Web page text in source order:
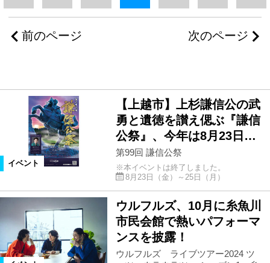
前のページ 次のページ
イベント
【上越市】上杉謙信公の武
勇と遺徳を讃え偲ぶ『謙信
公祭』、今年は8月23日…
第99回 謙信公祭
※本イベントは終了しました。
8月23日（金）～25日（月）
ウルフルズ、10月に糸魚川
市民会館で熱いパフォーマ
ンスを披露！
ウルフルズ ライブツアー2024 ツ